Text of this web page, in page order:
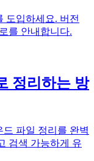
도입하세요. 버전
를 안내합니다.
정리하는 방
파일 정리를 완벽
검색 가능하게 유